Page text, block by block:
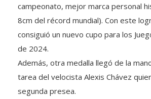
campeonato, mejor marca personal
8cm del récord mundial). Con este
consiguió un nuevo cupo para los
de 2024.
Además, otra medalla llegó de la
tarea del velocista Alexis Chávez
segunda presea.